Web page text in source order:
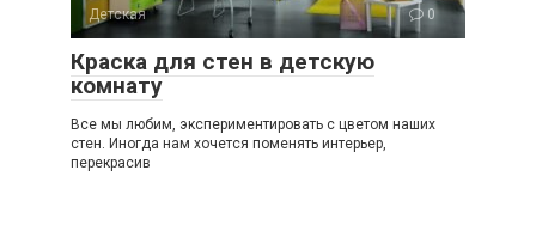
Детская 0
Краска для стен в детскую
комнату
Все мы любим, экспериментировать с цветом наших
стен. Иногда нам хочется поменять интерьер,
перекрасив